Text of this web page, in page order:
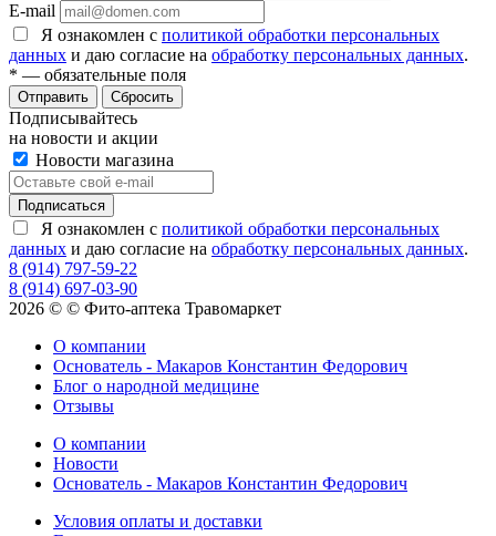
E-mail
Я ознакомлен с политикой обработки персональных
данных и даю согласие на обработку персональных данных.
* — обязательные поля
Сбросить
Подписывайтесь
на новости и акции
Новости магазина
Я ознакомлен с политикой обработки персональных
данных и даю согласие на обработку персональных данных.
8 (914) 797-59-22
8 (914) 697-03-90
2026 © © Фито-аптека Травомаркет
О компании
Основатель - Макаров Константин Федорович
Блог о народной медицине
Отзывы
О компании
Новости
Основатель - Макаров Константин Федорович
Условия оплаты и доставки